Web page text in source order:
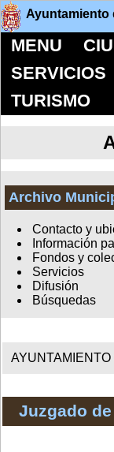
Ayuntamiento
MENU
SERVICIOS
TURISMO
Archivo
Contacto y
Información
Fondos y
Servicios
Difusión
Búsquedas
Juzgado